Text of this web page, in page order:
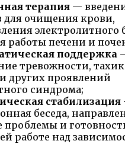
терапия —
для очищения крови,
электролитного
работы печени и
поддержка
тревожности,
других проявлений
синдрома;
стабилизация
беседа,
проблемы и
работе над